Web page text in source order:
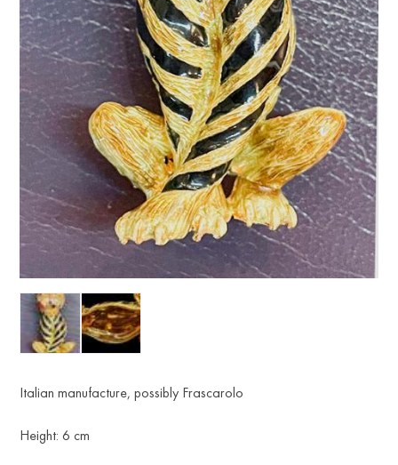
Italian manufacture, possibly Frascarolo
Height: 6 cm